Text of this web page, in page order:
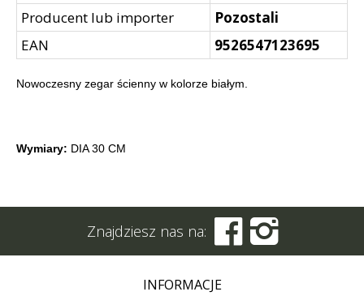
Producent lub importer
Pozostali
EAN
9526547123695
Nowoczesny zegar ścienny w kolorze białym.
Wymiary: DIA 30 CM
Znajdziesz nas na:  
INFORMACJE